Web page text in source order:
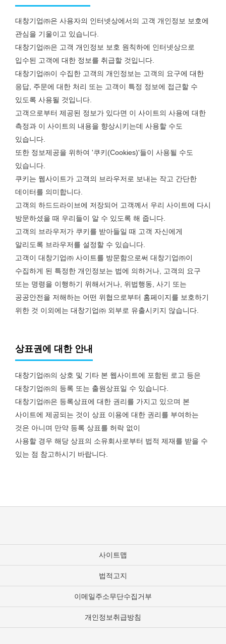
대창기업㈜은 사용자의 인터넷상에서의 고객 개인정보 보호에
관심을 기울이고 있습니다.
대창기업㈜은 고객 개인정보 보호 원칙하에 인터넷상으로
입수된 고객에 대한 정보를 취급할 것입니다.
대창기업㈜이 수집한 고객의 개인정보는 고객의 요구에 대한
응답, 주문에 대한 처리 또는 고객이 특정 정보에 접근할 수
있도록 사용될 것입니다.
고객으로부터 제공된 정보가 있다면 이 사이트의 사용에 대한
측정과 이 사이트의 내용을 향상시키는데 사용할 수도
있습니다.
또한 정보제공을 위하여 '쿠키(Cookies)'들이 사용될 수도
있습니다.
쿠키는 웹사이트가 고객의 브라우저로 보내는 작고 간단한
데이터를 의미합니다.
고객의 하드드라이브에 저장되어 고객께서 우리 사이트에 다시
방문하셨을 때 우리들이 알 수 있도록 해 줍니다.
고객의 브라우저가 쿠키를 받아들일 때 고객 자신에게
알리도록 브라우저를 설정할 수 있습니다.
고객이 대창기업㈜ 사이트를 방문함으로써 대창기업㈜이
수집하게 된 특정한 개인정보는 법에 의하거나, 고객의 요구
또는 명령을 이행하기 위해서거나, 위법행동, 사기 또는
공공안전을 저해하는 어떤 위협으로부터 홈페이지를 보호하기
위한 것 이외에는 대창기업㈜ 외부로 유출시키지 않습니다.
상표권에 대한 안내
대창기업㈜의 상호 및 기타 본 웹사이트에 포함된 로고 등은
대창기업㈜의 등록 또는 출원상표일 수 있습니다.
대창기업㈜은 등록상표에 대한 권리를 가지고 있으며 본
사이트에 제공되는 것이 상표 이용에 대한 권리를 부여하는
것은 아니며 만약 등록 상표를 허락 없이
사용할 경우 해당 상표의 소유회사로부터 법적 제재를 받을 수
있는 점 참고하시기 바랍니다.
사이트맵
법적고지
이메일주소무단수집거부
개인정보취급방침